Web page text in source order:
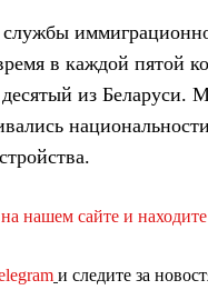
в каждой пятой
из Беларуси.
нашем сайте и
и следите за